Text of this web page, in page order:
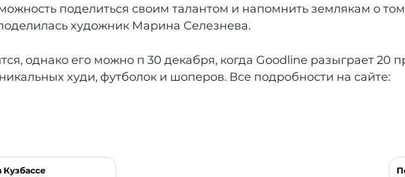
поделиться своим талантом и напомнить землякам о
художник Марина Селезнева.
однако его можно п 30 декабря, когда Goodline разыграет 20
худи, футболок и шоперов. Все подробности на сайте: